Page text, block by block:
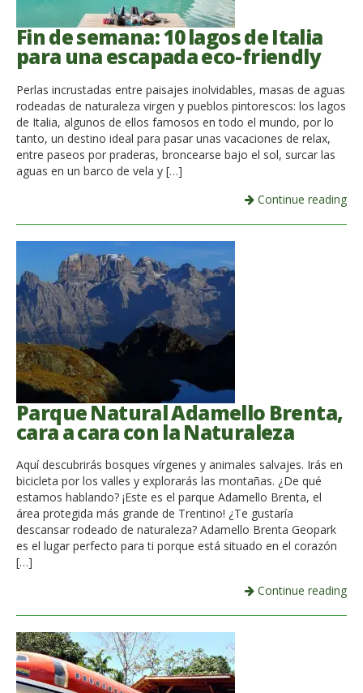
Fin de semana: 10 lagos de Italia
para una escapada eco-friendly
Perlas incrustadas entre paisajes inolvidables, masas de aguas
rodeadas de naturaleza virgen y pueblos pintorescos: los lagos
de Italia, algunos de ellos famosos en todo el mundo, por lo
tanto, un destino ideal para pasar unas vacaciones de relax,
entre paseos por praderas, broncearse bajo el sol, surcar las
aguas en un barco de vela y […]
Continue reading
Parque Natural Adamello Brenta,
cara a cara con la Naturaleza
Aquí descubrirás bosques vírgenes y animales salvajes. Irás en
bicicleta por los valles y explorarás las montañas. ¿De qué
estamos hablando? ¡Este es el parque Adamello Brenta, el
área protegida más grande de Trentino! ¿Te gustaría
descansar rodeado de naturaleza? Adamello Brenta Geopark
es el lugar perfecto para ti porque está situado en el corazón
[…]
Continue reading